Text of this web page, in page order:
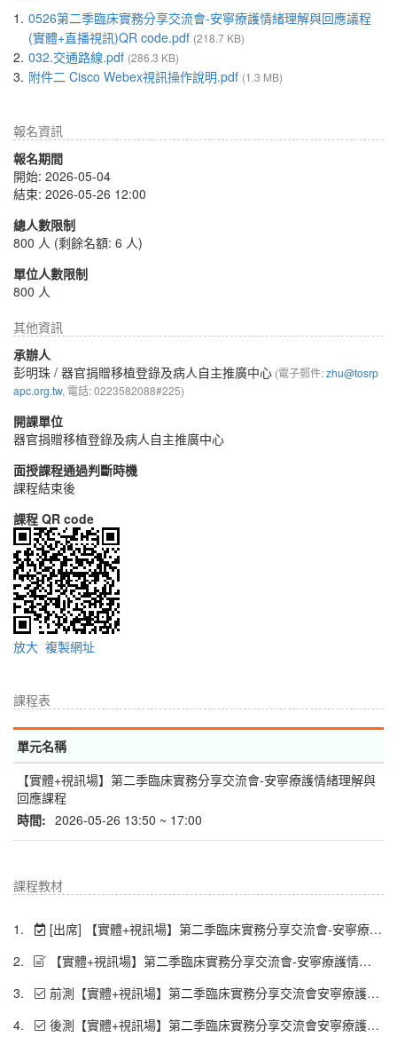
1. 0526第二季臨床實務分享交流會-安寧療護情緒理解與回應議程
(實體+直播視訊)QR code.pdf (218.7 KB)
2. 032.交通路線.pdf (286.3 KB)
3. 附件二 Cisco Webex視訊操作說明.pdf (1.3 MB)
報名資訊
報名期間
開始: 2026-05-04
結束: 2026-05-26 12:00
總人數限制
800 人 (剩餘名額: 6 人)
單位人數限制
800 人
其他資訊
承辦人
彭明珠 / 器官捐贈移植登錄及病人自主推廣中心 (電子郵件:zhu@tosrp
apc.org.tw, 電話: 0223582088#225)
開課單位
器官捐贈移植登錄及病人自主推廣中心
面授課程通過判斷時機
課程結束後
課程 QR code
放大 複製網址
課程表
單元名稱
【實體+視訊場】第二季臨床實務分享交流會-安寧療護情緒理解與
回應課程
時間: 2026-05-26 13:50 ~ 17:00
課程教材
1.
[出席] 【實體+視訊場】第二季臨床實務分享交流會-安寧療護情緒理解與回應課程
2.
【實體+視訊場】第二季臨床實務分享交流會-安寧療護情緒理解與回應課程
3.
前測【實體+視訊場】第二季臨床實務分享交流會安寧療護情緒理解與回應課程
4.
後測【實體+視訊場】第二季臨床實務分享交流會安寧療護情緒理解與回應課程